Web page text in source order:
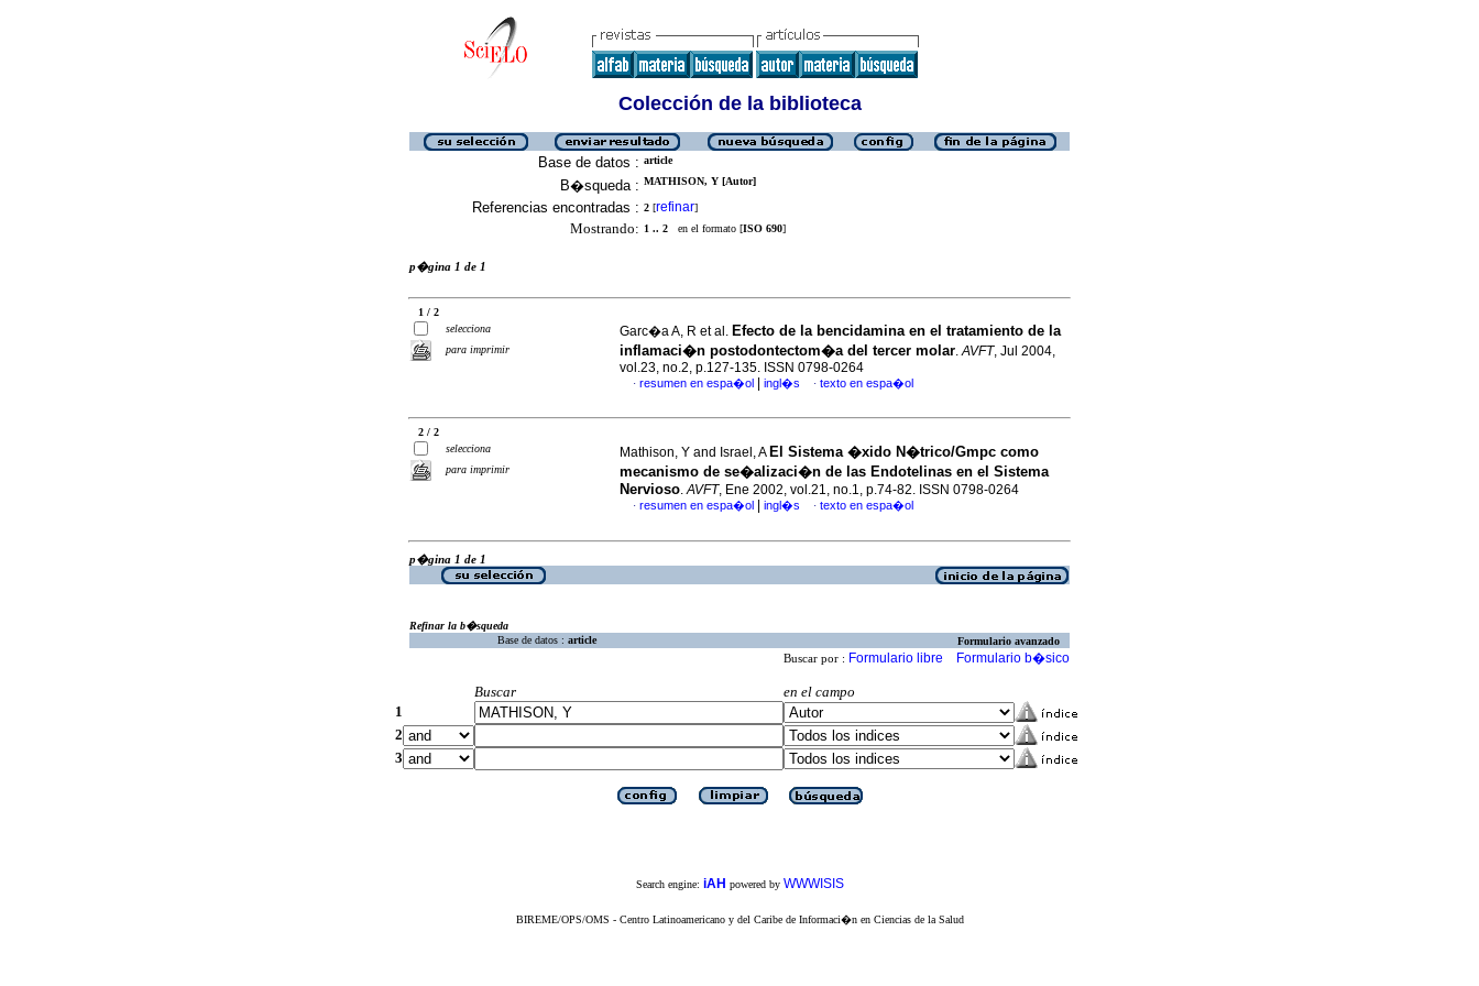
Colección de la biblioteca
Base de datos : article
B�squeda : MATHISON, Y [Autor]
Referencias encontradas : 2 [refinar]
Mostrando: 1 .. 2 en el formato [ISO 690]
p�gina 1 de 1
1 / 2
selecciona
para imprimir
Garc�a A, R et al. Efecto de la bencidamina en el tratamiento de la
inflamaci�n postodontectom�a del tercer molar.AVFT, Jul 2004,
vol.23, no.2, p.127-135. ISSN 0798-0264
· resumen en espa�ol ingl�s · texto en espa�ol
2 / 2
selecciona
para imprimir
Mathison, Y and Israel, A El Sistema �xido N�trico/Gmpc como
mecanismo de se�alizaci�n de las Endotelinas en el Sistema
Nervioso.AVFT, Ene 2002, vol.21, no.1, p.74-82. ISSN 0798-0264
· resumen en espa�ol ingl�s · texto en espa�ol
p�gina 1 de 1
Refinar la b�squeda
Base de datos : article Formulario avanzado
Buscar por : Formulario libre Formulario b�sico
Buscar
en el campo
1
2
3
Search engine: iAH powered by WWWISIS
BIREME/OPS/OMS - Centro Latinoamericano y del Caribe de Informaci�n en Ciencias de la Salud